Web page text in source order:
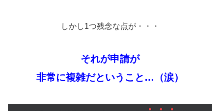
しかし1つ残念な点が・・・
それが申請が
非常に複雑だということ…（涙）